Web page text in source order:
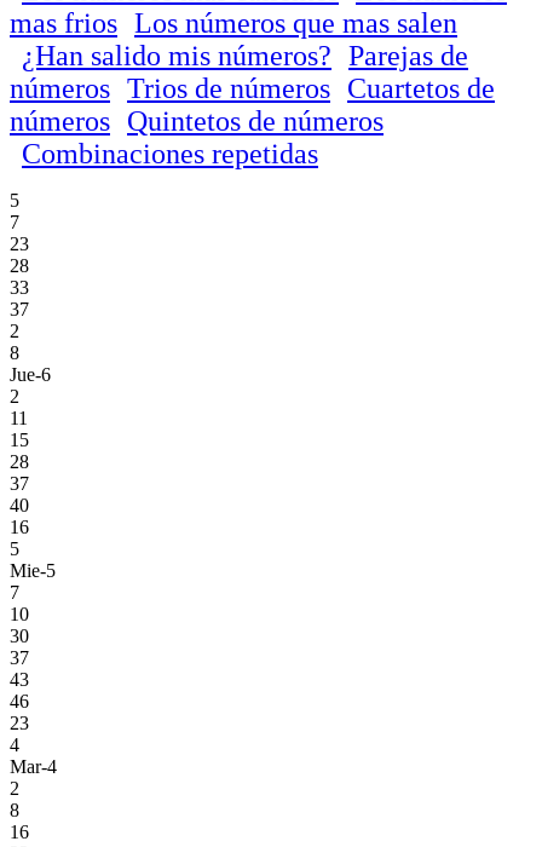
mas frios Los números que mas salen
¿Han salido mis números? Parejas de
números Trios de números Cuartetos de
números Quintetos de números
Combinaciones repetidas
5
7
23
28
33
37
2
8
Jue-6
2
11
15
28
37
40
16
5
Mie-5
7
10
30
37
43
46
23
4
Mar-4
2
8
16